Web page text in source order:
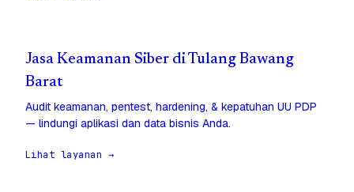
Jasa Keamanan Siber di Tulang Bawang
Barat
Audit keamanan, pentest, hardening, & kepatuhan UU PDP
— lindungi aplikasi dan data bisnis Anda.
Lihat layanan →